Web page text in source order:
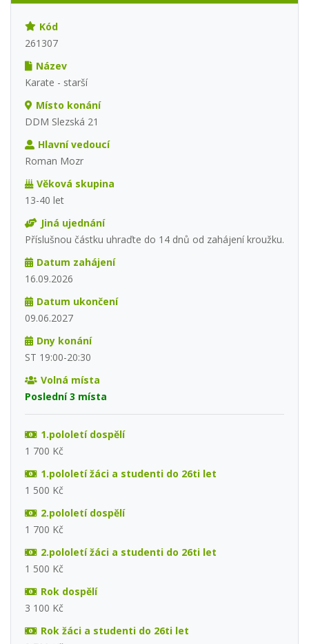
Kód
261307
Název
Karate - starší
Místo konání
DDM Slezská 21
Hlavní vedoucí
Roman Mozr
Věková skupina
13-40 let
Jiná ujednání
Příslušnou částku uhraďte do 14 dnů od zahájení kroužku.
Datum zahájení
16.09.2026
Datum ukončení
09.06.2027
Dny konání
ST 19:00-20:30
Volná místa
Poslední 3 místa
1.pololetí dospělí
1 700 Kč
1.pololetí žáci a studenti do 26ti let
1 500 Kč
2.pololetí dospělí
1 700 Kč
2.pololetí žáci a studenti do 26ti let
1 500 Kč
Rok dospělí
3 100 Kč
Rok žáci a studenti do 26ti let